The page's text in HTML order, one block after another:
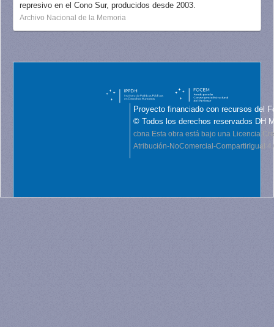
represivo en el Cono Sur, producidos desde 2003.
Archivo Nacional de la Memoria
Proyecto financiado con recursos del
© Todos los derechos reservados DH
cbna Esta obra está bajo una Licencia
Atribución-NoComercial-CompartirIgual